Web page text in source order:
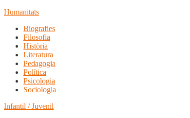
Humanitats
Biografies
Filosofia
Història
Literatura
Pedagogia
Política
Psicologia
Sociologia
Infantil / Juvenil